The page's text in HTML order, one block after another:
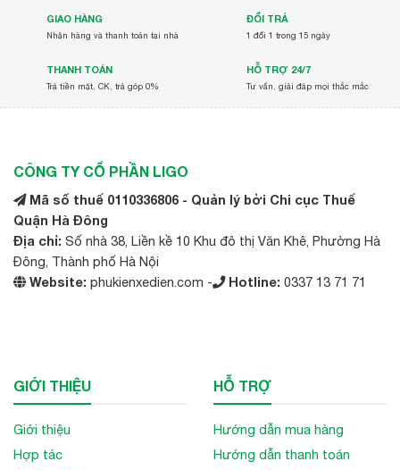
GIAO HÀNG
Nhận hàng và thanh toán tại nhà
ĐỔI TRẢ
1 đổi 1 trong 15 ngày
THANH TOÁN
Trả tiền mặt, CK, trả góp 0%
HỖ TRỢ 24/7
Tư vấn, giải đáp mọi thắc mắc
CÔNG TY CỔ PHẦN LIGO
Mã số thuế 0110336806 - Quản lý bởi Chi cục Thuế
Quận Hà Đông
Địa chỉ: Số nhà 38, Liền kề 10 Khu đô thị Văn Khê, Phường Hà
Đông, Thành phố Hà Nội
Website: phukienxedien.com - Hotline: 0337 13 71 71
GIỚI THIỆU
Giới thiệu
Hợp tác
HỖ TRỢ
Hướng dẫn mua hàng
Hướng dẫn thanh toán